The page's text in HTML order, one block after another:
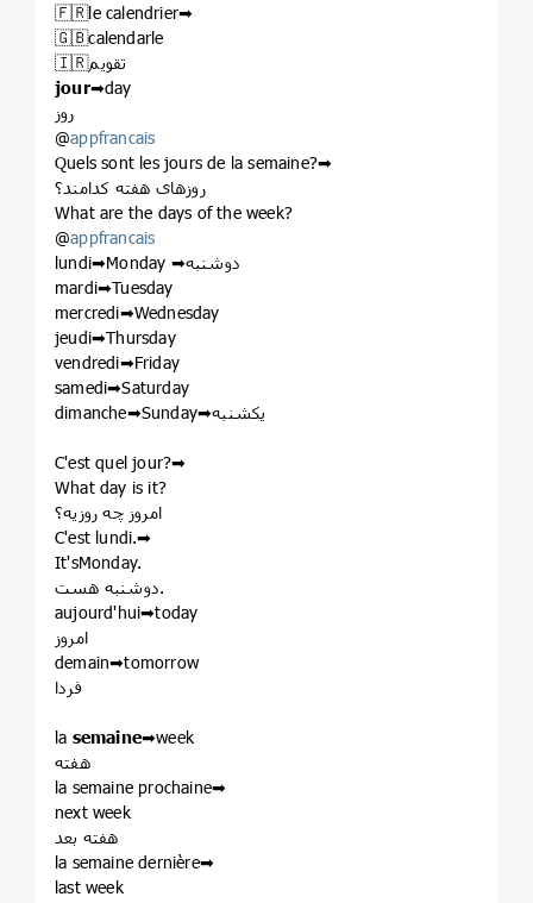
🇫🇷le calendrier➡
🇬🇧calendarle
🇮🇷تقویم
jour➡day
روز
@appfrancais
Quels sont les jours de la semaine?➡
روزهای هفته کدامند؟
What are the days of the week?
@appfrancais
lundi➡Monday ➡دوشنبه
mardi➡Tuesday
mercredi➡Wednesday
jeudi➡Thursday
vendredi➡Friday
samedi➡Saturday
dimanche➡Sunday➡یکشنبه
C'est quel jour?➡
What day is it?
امروز چه روزیه؟
C'est lundi.➡
It'sMonday.
دوشنبه هست.
aujourd'hui➡today
امروز
demain➡tomorrow
فردا
la semaine➡week
هفته
la semaine prochaine➡
next week
هفته بعد
la semaine dernière➡
last week